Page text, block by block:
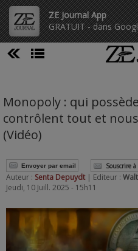
ZE Journal App
GRATUIT - dans
Monopoly : qui
contrôlent tout et
(Vidéo)
Envoyer par email Souscrire
Auteur : Senta Depuydt | Editeur : Walt
Jeudi, 10 Juill. 2025 - 15h11